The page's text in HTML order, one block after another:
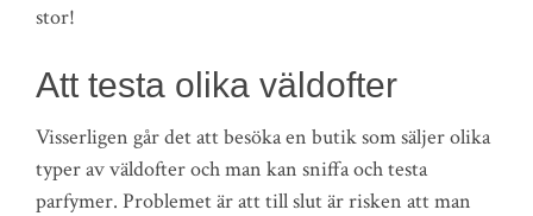
stor!
Att testa olika väldofter
Visserligen går det att besöka en butik som säljer olika
typer av väldofter och man kan sniffa och testa
parfymer. Problemet är att till slut är risken att man